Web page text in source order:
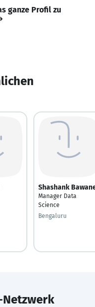
ganze Profil zu
Shashank
Manager Data
Science
Bengaluru
Netzwerk